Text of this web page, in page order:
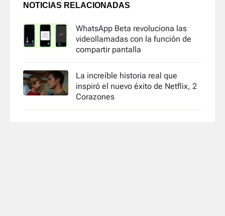
NOTICIAS RELACIONADAS
WhatsApp Beta revoluciona las
videollamadas con la función de
compartir pantalla
La increíble historia real que
inspiró el nuevo éxito de Netflix, 2
Corazones